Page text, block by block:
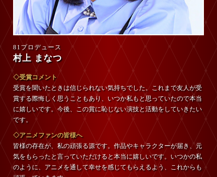
81プロデュース
村上 まなつ
◇受賞コメント
受賞を聞いたときは信じられない気持ちでした。これまで友人が受
賞する際悔しく思うこともあり、いつか私もと思っていたので本当
に嬉しいです。今後、この賞に恥じない演技と活動をしていきたい
です。
◇アニメファンの皆様へ
皆様の存在が、私の頑張る源です。作品やキャラクターが届き、元
気をもらったと言っていただけると本当に嬉しいです。いつかの私
のように、アニメを通して幸せを感じてもらえるよう、これからも